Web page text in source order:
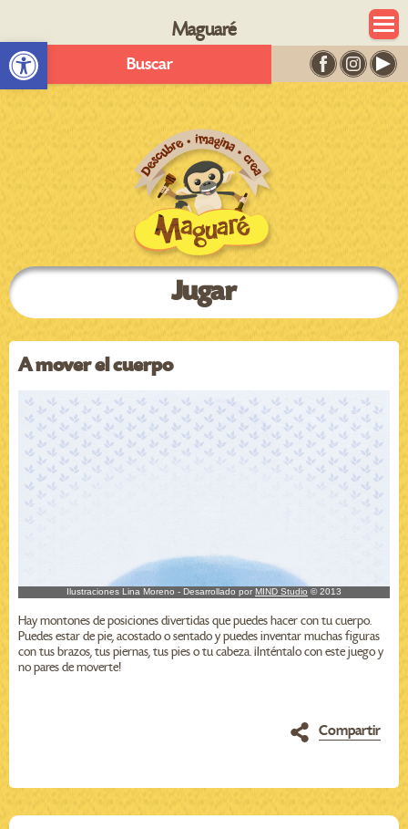
Abrir barra de herramientas
Maguaré
Buscar
Jugar
A mover el cuerpo
Hay montones de posiciones divertidas que puedes hacer con tu cuerpo.
Puedes estar de pie, acostado o sentado y puedes inventar muchas figuras
con tus brazos, tus piernas, tus pies o tu cabeza. ¡Inténtalo con este juego y
no pares de moverte!
Compartir